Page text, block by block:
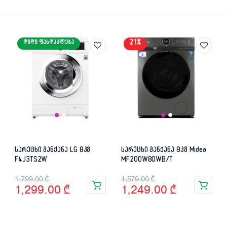
ᲓᲘᲓᲘ ᲤᲐᲡᲓᲐᲙᲚᲔᲑᲐ
სარეცხი მანქანა LG 8კგ
F4J3TS2W
1,799.00₾
Original
price
1,299.00 ₾
Current
price
21%
სარეცხი მანქანა 8კგ Midea
MF200W80WB/T
1,579.00₾
Original
price
1,249.00 ₾
Current
price